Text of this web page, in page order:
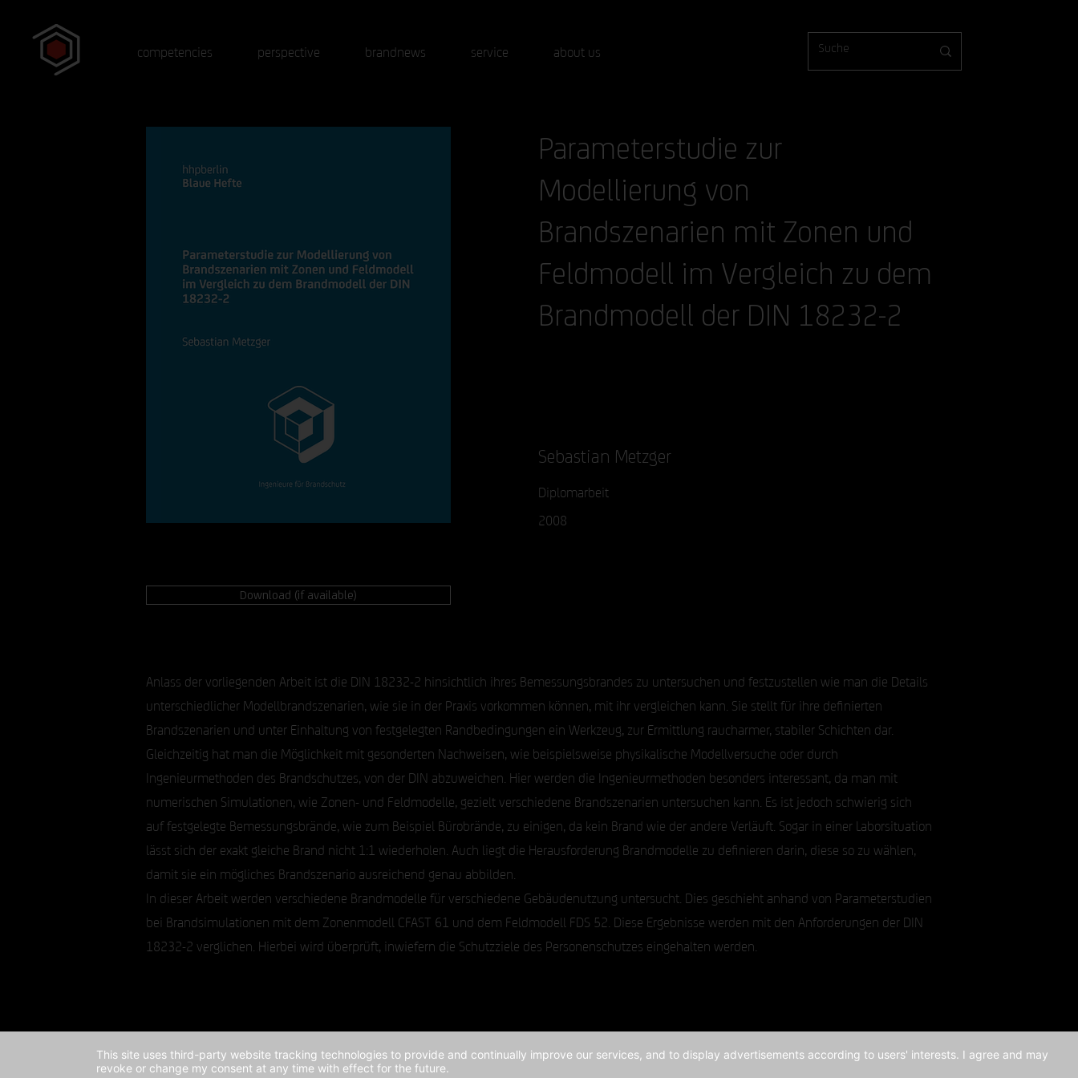
competencies perspective brandnews service about us
Parameterstudie zur
Modellierung von
Brandszenarien mit Zonen und
Feldmodell im Vergleich zu dem
Brandmodell der DIN 18232-2
Sebastian Metzger
Diplomarbeit
2008
Download (if available)
Anlass der vorliegenden Arbeit ist die DIN 18232-2 hinsichtlich ihres Bemessungsbrandes zu untersuchen und festzustellen wie man die Details
unterschiedlicher Modellbrandszenarien, wie sie in der Praxis vorkommen können, mit ihr vergleichen kann. Sie stellt für ihre definierten
Brandszenarien und unter Einhaltung von festgelegten Randbedingungen ein Werkzeug, zur Ermittlung raucharmer, stabiler Schichten dar.
Gleichzeitig hat man die Möglichkeit mit gesonderten Nachweisen, wie beispielsweise physikalische Modellversuche oder durch
Ingenieurmethoden des Brandschutzes, von der DIN abzuweichen. Hier werden die Ingenieurmethoden besonders interessant, da man mit
numerischen Simulationen, wie Zonen- und Feldmodelle, gezielt verschiedene Brandszenarien untersuchen kann. Es ist jedoch schwierig sich
auf festgelegte Bemessungsbrände, wie zum Beispiel Bürobrände, zu einigen, da kein Brand wie der andere Verläuft. Sogar in einer Laborsituation
lässt sich der exakt gleiche Brand nicht 1:1 wiederholen. Auch liegt die Herausforderung Brandmodelle zu definieren darin, diese so zu wählen,
damit sie ein mögliches Brandszenario ausreichend genau abbilden.
In dieser Arbeit werden verschiedene Brandmodelle für verschiedene Gebäudenutzung untersucht. Dies geschieht anhand von Parameterstudien
bei Brandsimulationen mit dem Zonenmodell CFAST 61 und dem Feldmodell FDS 52. Diese Ergebnisse werden mit den Anforderungen der DIN
18232-2 verglichen. Hierbei wird überprüft, inwiefern die Schutzziele des Personenschutzes eingehalten werden.
This site uses third-party website tracking technologies to provide and continually improve our services, and to display advertisements according to users' interests. I agree and may
revoke or change my consent at any time with effect for the future.